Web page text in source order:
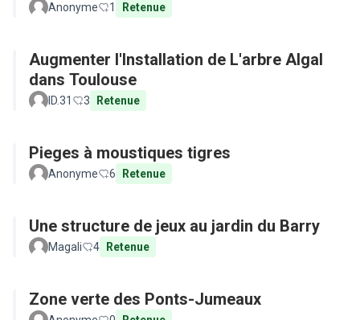
Anonyme 1 Retenue
Augmenter l'Installation de L'arbre Algal
dans Toulouse
ID.31 3 Retenue
Pieges à moustiques tigres
Anonyme 6 Retenue
Une structure de jeux au jardin du Barry
Magali 4 Retenue
Zone verte des Ponts-Jumeaux